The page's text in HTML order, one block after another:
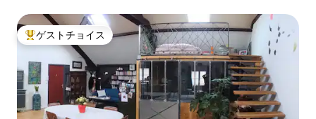
大好評のゲストチョイスです。
ゲストチョイス